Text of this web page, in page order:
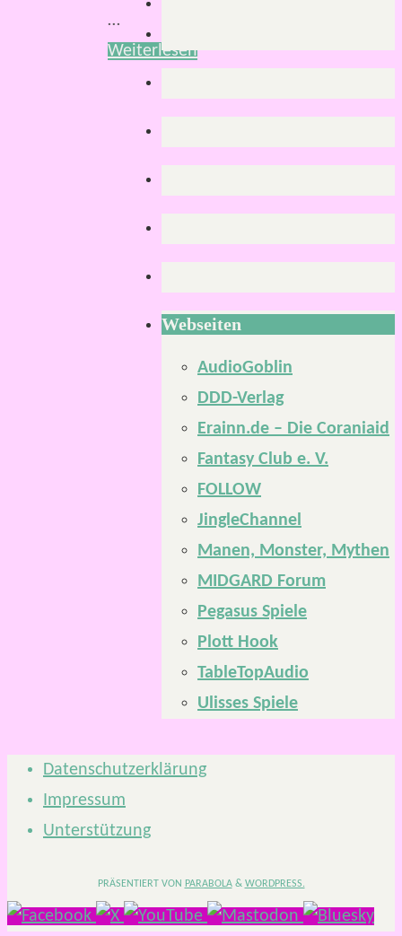
…
Weiterlesen
Webseiten
AudioGoblin
DDD-Verlag
Erainn.de – Die Coraniaid
Fantasy Club e. V.
FOLLOW
JingleChannel
Manen, Monster, Mythen
MIDGARD Forum
Pegasus Spiele
Plott Hook
TableTopAudio
Ulisses Spiele
Datenschutzerklärung
Impressum
Unterstützung
PRÄSENTIERT VON PARABOLA& WORDPRESS.